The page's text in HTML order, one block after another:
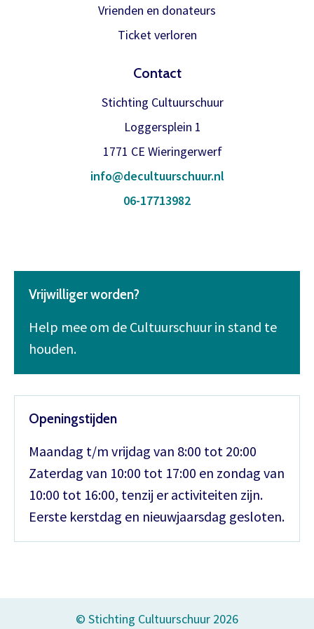
Vrienden en donateurs
Ticket verloren
Contact
Stichting Cultuurschuur
Loggersplein 1
1771 CE Wieringerwerf
info@decultuurschuur.nl
06-17713982
Vrijwilliger worden?
Help mee om de Cultuurschuur in stand te
houden.
Openingstijden
Maandag t/m vrijdag van 8:00 tot 20:00
Zaterdag van 10:00 tot 17:00 en zondag van
10:00 tot 16:00, tenzij er activiteiten zijn.
Eerste kerstdag en nieuwjaarsdag gesloten.
© Stichting Cultuurschuur 2026